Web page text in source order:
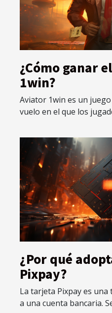
¿Cómo ganar
1win?
Aviator 1win es un
vuelo en el que los
¿Por qué
Pixpay?
La tarjeta Pixpay es
a una cuenta bancaria.